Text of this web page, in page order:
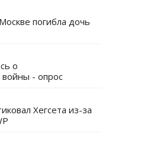
погибла дочь
о
- опрос
Хегсета из-за